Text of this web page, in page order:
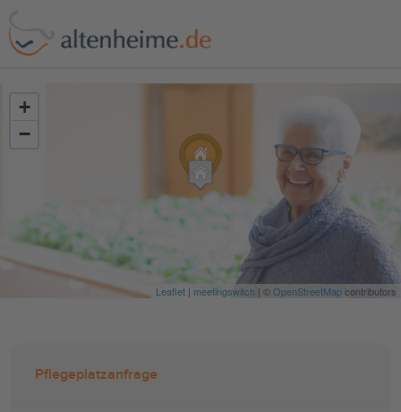
+
−
Leaflet | meetingswitch | ©OpenStreetMapcontributors
Pflegeplatzanfrage